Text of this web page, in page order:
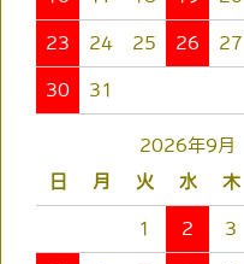
23 24 25 26 27
30 31
2026年9月
日
月 火 水 木
1 2 3